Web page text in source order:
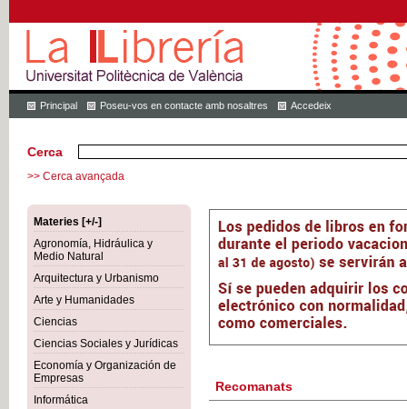
Principal Poseu-vos en contacte amb nosaltres Accedeix
Cerca
>> Cerca avançada
Materies [+/-]
Agronomía, Hidráulica y
Medio Natural
Arquitectura y Urbanismo
Arte y Humanidades
Ciencias
Ciencias Sociales y Jurídicas
Economía y Organización de
Empresas
Informática
Recomanats